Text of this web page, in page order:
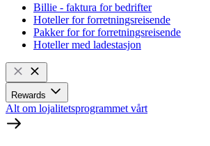
Billie - faktura for bedrifter
Hoteller for forretningsreisende
Pakker for for forretningsreisende
Hoteller med ladestasjon
Rewards
Alt om lojalitetsprogrammet vårt